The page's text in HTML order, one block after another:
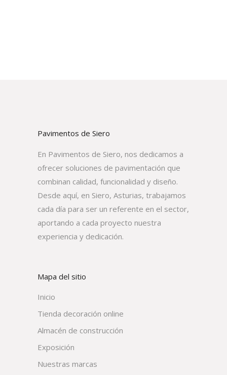
Pavimentos de Siero
En Pavimentos de Siero, nos dedicamos a
ofrecer soluciones de pavimentación que
combinan calidad, funcionalidad y diseño.
Desde aquí, en Siero, Asturias, trabajamos
cada día para ser un referente en el sector,
aportando a cada proyecto nuestra
experiencia y dedicación.
Mapa del sitio
Inicio
Tienda decoración online
Almacén de construcción
Exposición
Nuestras marcas